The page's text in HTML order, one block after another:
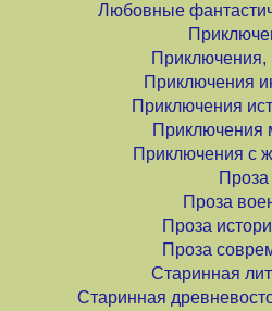
Любовные
Приключения,
Приключения
Приключения
Приключения
Приключения с
Проза
Проза
Проза
Проза
Старинная
Старинная